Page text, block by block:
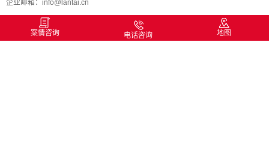
企业邮箱：info@lantai.cn
案情咨询 电话咨询 地图